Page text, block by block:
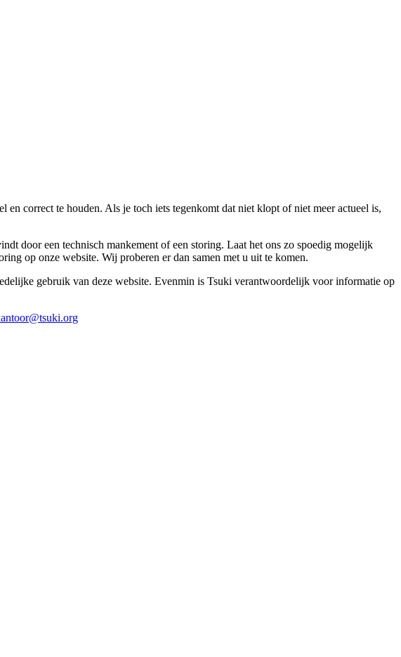
correct te houden. Als je toch iets tegenkomt dat niet klopt of niet meer actueel is,
door een technisch mankement of een storing. Laat het ons zo spoedig mogelijk
op onze website. Wij proberen er dan samen met u uit te komen.
gebruik van deze website. Evenmin is Tsuki verantwoordelijk voor informatie op